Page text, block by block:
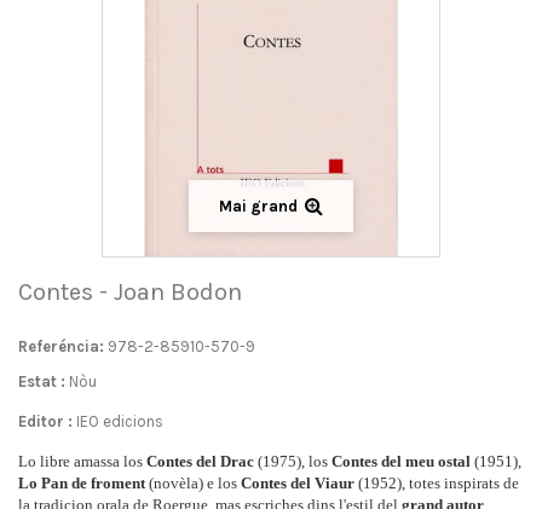
Mai grand
Contes - Joan Bodon
Referéncia: 978-2-85910-570-9
Estat : Nòu
Editor : IEO edicions
Lo libre amassa los Contes del Drac (1975), los Contes del meu ostal (1951),
Lo Pan de froment(novèla) e los Contes del Viaur (1952), totes inspirats de
la tradicion orala de Roergue, mas escriches dins l'estil del grand autor